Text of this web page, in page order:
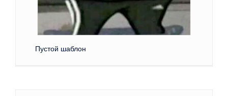
Пустой шаблон